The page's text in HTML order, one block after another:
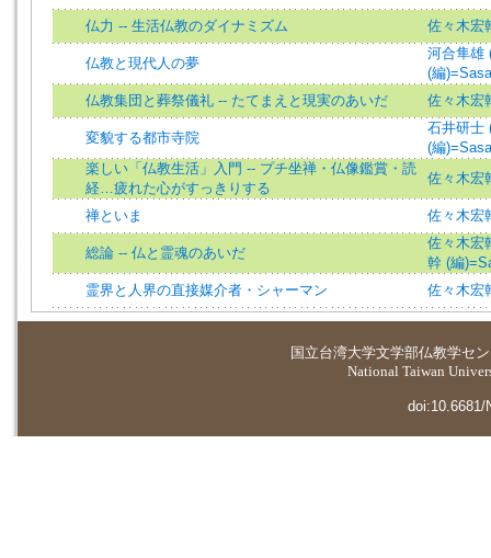
仏力 -- 生活仏教のダイナミズム 佐々木宏
仏教と現代人の夢
河合隼雄
(編
仏教集団と葬祭儀礼 -- たてまえと現実のあいだ
佐々木宏
変貌する都市寺院
石井研士
(編
楽しい「仏教生活」入門 -- プチ坐禅・仏像鑑賞・読
経…疲れた心がすっきりする
佐々木宏
禅といま 佐々木宏
総論 -- 仏と霊魂のあいだ
佐々木宏
幹 (編
霊界と人界の直接媒介者・シャーマン
佐々木宏
国立台湾大学文学部仏教学セ
National Taiwan
doi:10.6681/